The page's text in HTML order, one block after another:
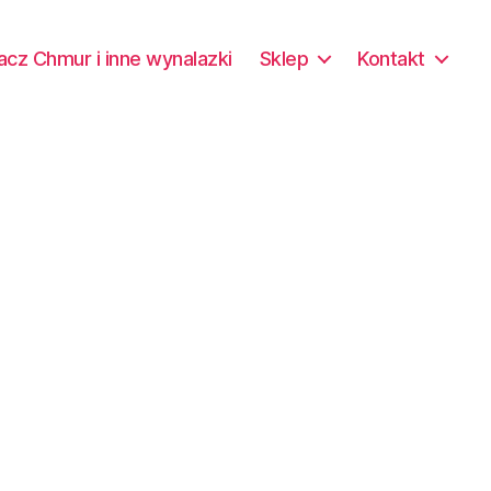
Chmur i inne wynalazki Sklep Kontakt